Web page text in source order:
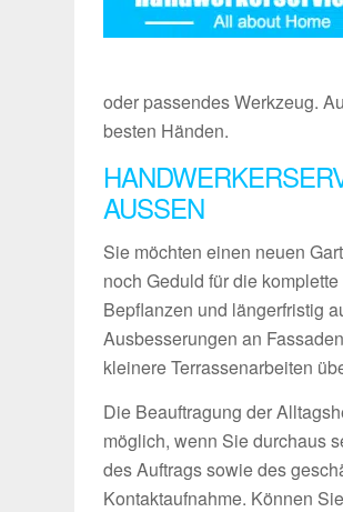
oder passendes Werkzeug.
besten Händen.
AUSSEN
Sie möchten einen neuen
noch Geduld für die
Bepflanzen und längerfristig
Ausbesserungen an
kleinere Terrassenarbeiten
Die Beauftragung der
möglich, wenn Sie durchaus
des Auftrags sowie des
Kontaktaufnahme. Können